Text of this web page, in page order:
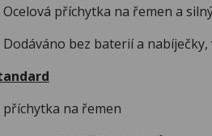
příchytka na řemen a
bez baterií a nabíječky,
na řemen